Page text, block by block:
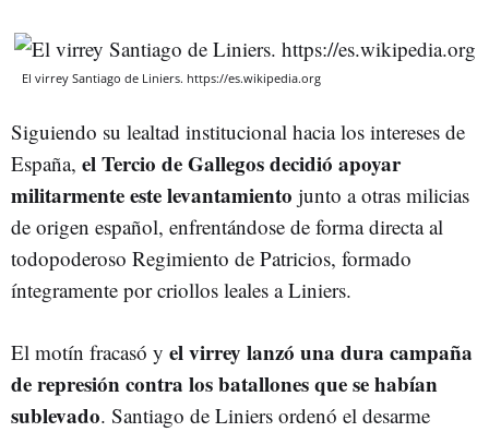
El virrey Santiago de Liniers. https://es.wikipedia.org
Siguiendo su lealtad institucional hacia los intereses de
España, el Tercio de Gallegos decidió apoyar
militarmente este levantamiento junto a otras milicias
de origen español, enfrentándose de forma directa al
todopoderoso Regimiento de Patricios, formado
íntegramente por criollos leales a Liniers.
El motín fracasó y el virrey lanzó una dura campaña
de represión contra los batallones que se habían
sublevado. Santiago de Liniers ordenó el desarme